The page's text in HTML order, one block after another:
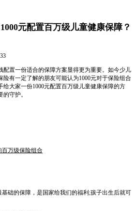
元配置百万级儿童健康保障？
置一份适合的保障方案显得更为重要。如今少儿
有一定了解的朋友可能认为1000元对于保险组合
大家一份1000元配置百万级儿童健康保障的方
守护。
万级保险组合
基础的保障，是国家给我们的福利;孩子出生后就可